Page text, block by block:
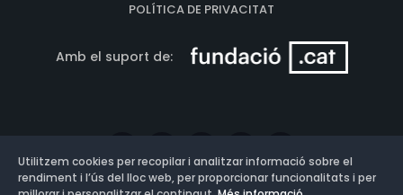
POLÍTICA DE PRIVACITAT
Amb el suport de:
Utilitzem cookies per recopilar i analitzar informació sobre el
rendiment i l’ús del lloc web, per proporcionar funcionalitats i per